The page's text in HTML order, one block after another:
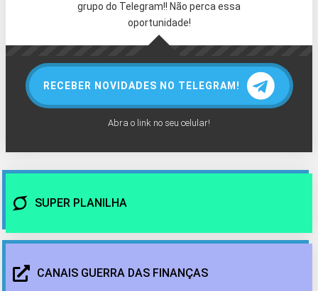
grupo do Telegram!! Não perca essa
oportunidade!
RECEBER NOVIDADES NO TELEGRAM!
Abra o link no seu celular!
SUPER PLANILHA
CANAIS GUERRA DAS FINANÇAS